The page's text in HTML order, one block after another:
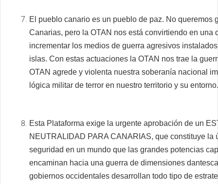
El pueblo canario es un pueblo de paz. No queremos
Canarias, pero la OTAN nos está convirtiendo en una
incrementar los medios de guerra agresivos
islas. Con estas actuaciones la OTAN nos trae la
OTAN agrede y violenta nuestra soberanía nacional
lógica militar de terror en nuestro territorio y su entorno.
Esta Plataforma exige la urgente aprobación de un
NEUTRALIDAD PARA CANARIAS, que constituye la
seguridad en un mundo que las grandes potencias
encaminan hacia una guerra de dimensiones
gobiernos occidentales desarrollan todo tipo de